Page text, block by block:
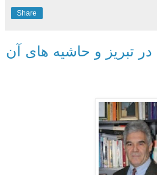
Share
تبریز و حاشیه های آن